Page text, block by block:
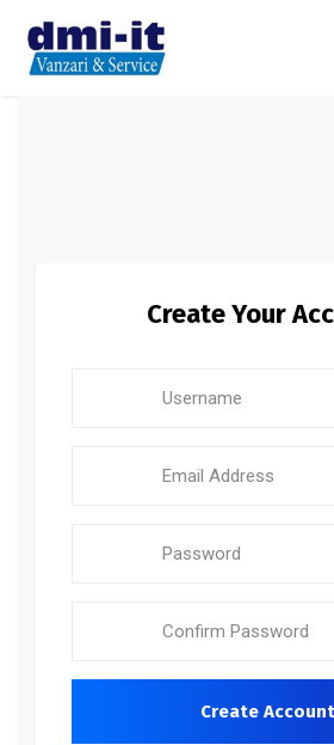
Create Your
Create Account